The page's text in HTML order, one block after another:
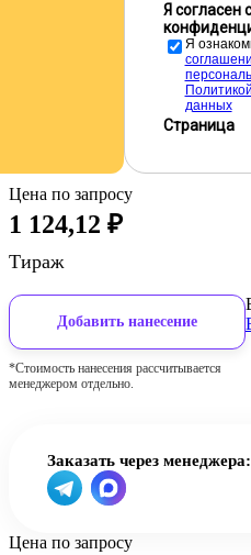
Я согласен
Я
данных
Страница
Цена по запросу
1 124,12 ₽
Тираж
Добавить нанесение
*Стоимость нанесения рассчитывается
менеджером отдельно.
Заказать через менеджера:
Цена по запросу